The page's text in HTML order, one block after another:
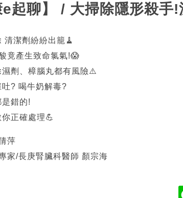
e起聊】 / 大掃除隱形殺手
清潔劑紛紛出籠🧹
竟產生致命氯氣!😱
濕劑、樟腦丸都有風險⚠️
吐? 喝牛奶解毒?
錯的!
正確處理💪
萍
家/長庚腎臟科醫師 顏宗海